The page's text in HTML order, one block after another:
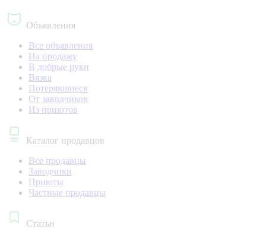
Объявления
Все объявления
На продажу
В добрые руки
Вязка
Потерявшиеся
От заводчиков
Из приютов
Каталог продавцов
Все продавцы
Заводчики
Приюты
Частные продавцы
Статьи